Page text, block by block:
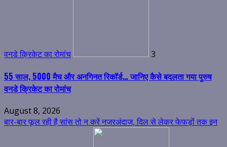
वनडे क्रिकेट का रोमांच 3
55 साल, 5000 मैच और अनगिनत रिकॉर्ड… जानिए कैसे बदलता गया पुरुष
वनडे क्रिकेट का रोमांच
August 8, 2026
बार-बार फूल रही है सांस तो न करें नजरअंदाज, दिल से लेकर फेफड़ों तक इन